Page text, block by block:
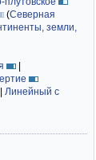
(Северная
земли,
|
| Линейный с